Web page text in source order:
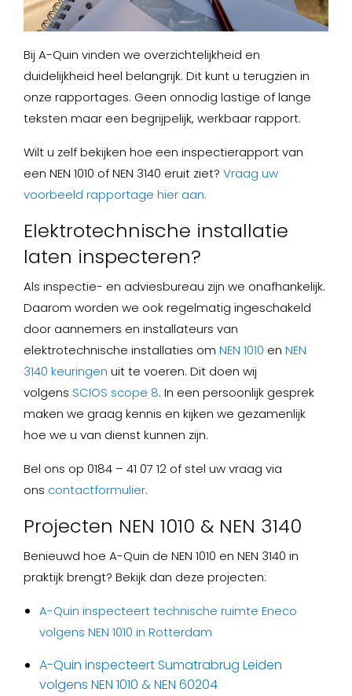
Bij A-Quin vinden we overzichtelijkheid en
duidelijkheid heel belangrijk. Dit kunt u terugzien in
onze rapportages. Geen onnodig lastige of lange
teksten maar een begrijpelijk, werkbaar rapport.
Wilt u zelf bekijken hoe een inspectierapport van
een NEN 1010 of NEN 3140 eruit ziet? Vraag uw
voorbeeld rapportage hier aan.
Elektrotechnische installatie
laten inspecteren?
Als inspectie- en adviesbureau zijn we onafhankelijk.
Daarom worden we ook regelmatig ingeschakeld
door aannemers en installateurs van
elektrotechnische installaties om NEN 1010 en NEN
3140 keuringen uit te voeren. Dit doen wij
volgens SCIOS scope 8. In een persoonlijk gesprek
maken we graag kennis en kijken we gezamenlijk
hoe we u van dienst kunnen zijn.
Bel ons op 0184 – 41 07 12 of stel uw vraag via
ons contactformulier.
Projecten NEN 1010 & NEN 3140
Benieuwd hoe A-Quin de NEN 1010 en NEN 3140 in
praktijk brengt? Bekijk dan deze projecten:
A-Quin inspecteert technische ruimte Eneco
volgens NEN 1010 in Rotterdam
A-Quin inspecteert Sumatrabrug Leiden
volgens NEN 1010 & NEN 60204